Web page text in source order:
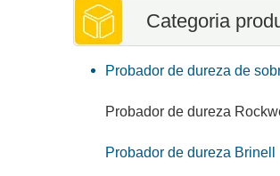
Categoria
Probador de dureza
Probador de dureza Brinell